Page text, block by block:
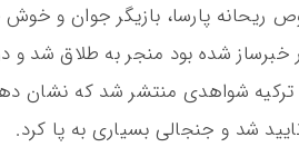
پارسا، بازیگر جوان و خوش
شده بود منجر به طلاق شد و
شواهدی منتشر شد که نشان